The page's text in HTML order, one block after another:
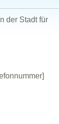
der Stadt für